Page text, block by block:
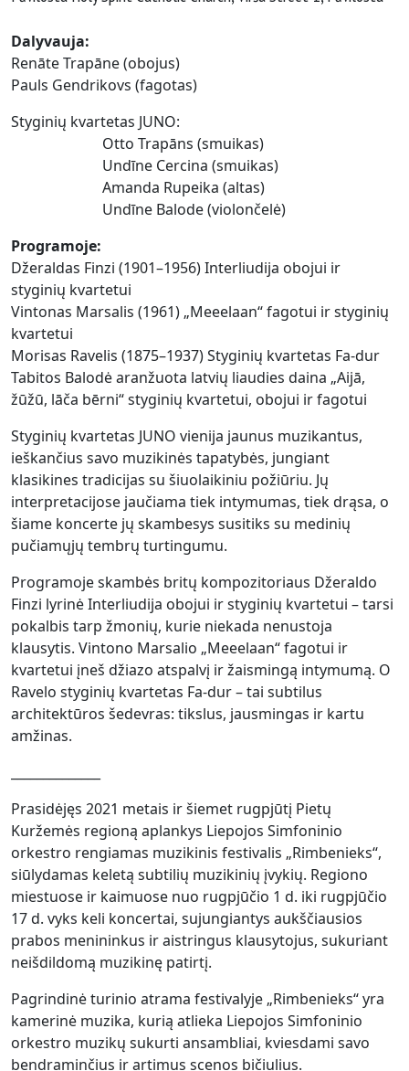
Dalyvauja:
Renāte Trapāne (obojus)
Pauls Gendrikovs (fagotas)
Styginių kvartetas JUNO:
Otto Trapāns (smuikas)
Undīne Cercina (smuikas)
Amanda Rupeika (altas)
Undīne Balode (violončelė)
Programoje:
Džeraldas Finzi (1901–1956) Interliudija obojui ir
styginių kvartetui
Vintonas Marsalis (1961) „Meeelaan“ fagotui ir styginių
kvartetui
Morisas Ravelis (1875–1937) Styginių kvartetas Fa-dur
Tabitos Balodė aranžuota latvių liaudies daina „Aijā,
žūžū, lāča bērni“ styginių kvartetui, obojui ir fagotui
Styginių kvartetas JUNO vienija jaunus muzikantus,
ieškančius savo muzikinės tapatybės, jungiant
klasikines tradicijas su šiuolaikiniu požiūriu. Jų
interpretacijose jaučiama tiek intymumas, tiek drąsa, o
šiame koncerte jų skambesys susitiks su medinių
pučiamųjų tembrų turtingumu.
Programoje skambės britų kompozitoriaus Džeraldo
Finzi lyrinė Interliudija obojui ir styginių kvartetui – tarsi
pokalbis tarp žmonių, kurie niekada nenustoja
klausytis. Vintono Marsalio „Meeelaan“ fagotui ir
kvartetui įneš džiazo atspalvį ir žaismingą intymumą. O
Ravelo styginių kvartetas Fa-dur – tai subtilus
architektūros šedevras: tikslus, jausmingas ir kartu
amžinas.
Prasidėjęs 2021 metais ir šiemet rugpjūtį Pietų
Kuržemės regioną aplankys Liepojos Simfoninio
orkestro rengiamas muzikinis festivalis „Rimbenieks“,
siūlydamas keletą subtilių muzikinių įvykių. Regiono
miestuose ir kaimuose nuo rugpjūčio 1 d. iki rugpjūčio
17 d. vyks keli koncertai, sujungiantys aukščiausios
prabos menininkus ir aistringus klausytojus, sukuriant
neišdildomą muzikinę patirtį.
Pagrindinė turinio atrama festivalyje „Rimbenieks“ yra
kamerinė muzika, kurią atlieka Liepojos Simfoninio
orkestro muzikų sukurti ansambliai, kviesdami savo
bendraminčius ir artimus scenos bičiulius.